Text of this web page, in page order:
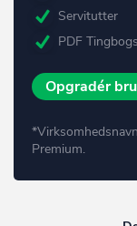
Servitutter
PDF
Opgradér
Premium.